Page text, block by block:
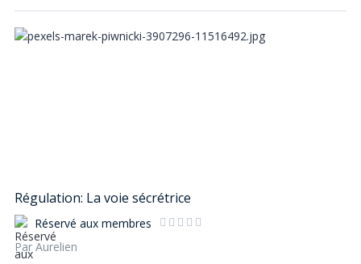
Régulation: La voie sécrétrice
Réservé aux membres
Par Aurelien